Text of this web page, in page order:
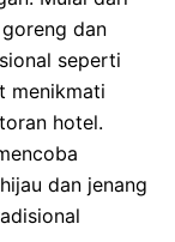
dan
seperti
menikmati
hotel.
dan jenang